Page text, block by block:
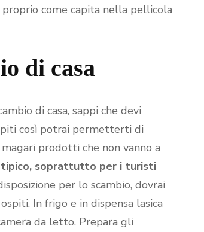
come capita nella pellicola
di casa
di casa, sappi che devi
così potrai permetterti di
prodotti che non vanno a
soprattutto per i turisti
per lo scambio, dovrai
In frigo e in dispensa lasica
da letto. Prepara gli